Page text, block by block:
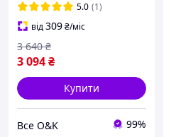
5.0 (1)
від309₴/міс
3 094₴
3 640 ₴
Купити
Все O&K 99%